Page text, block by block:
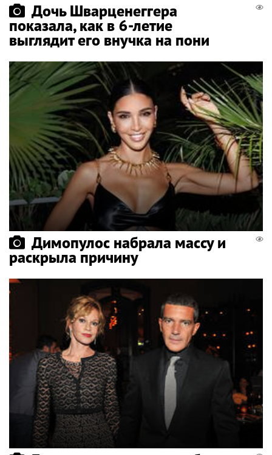
Дочь Шварценеггера
показала, как в 6-летие
выглядит его внучка на пони
Димопулос набрала массу и
раскрыла причину